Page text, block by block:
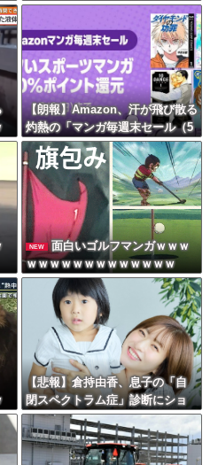
と韓国に抜かれる・・・
【朗報】Amazon、汗が飛び散る
灼熱の「マンガ毎週末セール（5
0%還元）」を開催ｗｗｗｗｗｗ
ｗｗｗｗ
NEW
面白いゴルフマンガｗｗｗ
ｗｗｗｗｗｗｗｗｗｗｗｗｗ
【悲報】倉持由香、息子の「自
閉スペクトラム症」診断にショ
ックで涙… 見逃していた乳幼児
期のサインとは？